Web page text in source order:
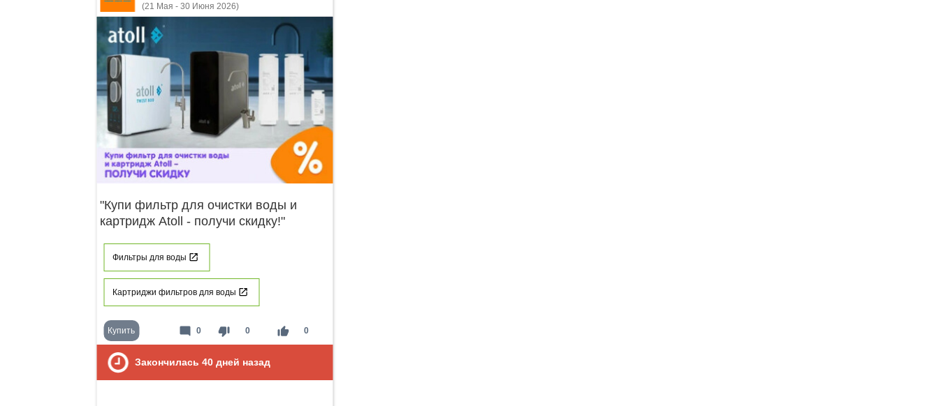
(21 Мая - 30 Июня 2026)
"Купи фильтр для очистки воды и
картридж Atoll - получи скидку!"
Фильтры для воды
Картриджи фильтров для воды
Купить thumb_down 0 thumb_up 0
mode_comment 0
Закончилась 40 дней назад